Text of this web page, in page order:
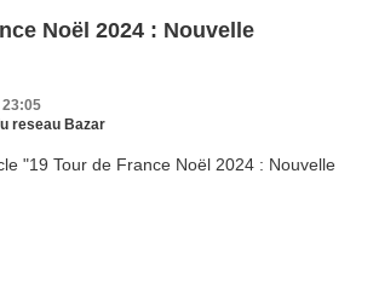
Noël 2024 : Nouvelle
23:05
reseau Bazar